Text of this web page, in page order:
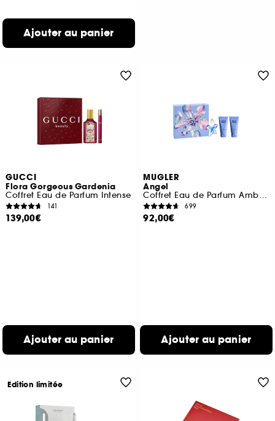
Ajouter au panier
GUCCI
Flora Gorgeous Gardenia
Coffret Eau de Parfum Intense
141
139,00€
Ajouter au panier
MUGLER
Angel
Coffret Eau de Parfum Ambrée Gourmande pour Femme
699
92,00€
Ajouter au panier
Edition limitée